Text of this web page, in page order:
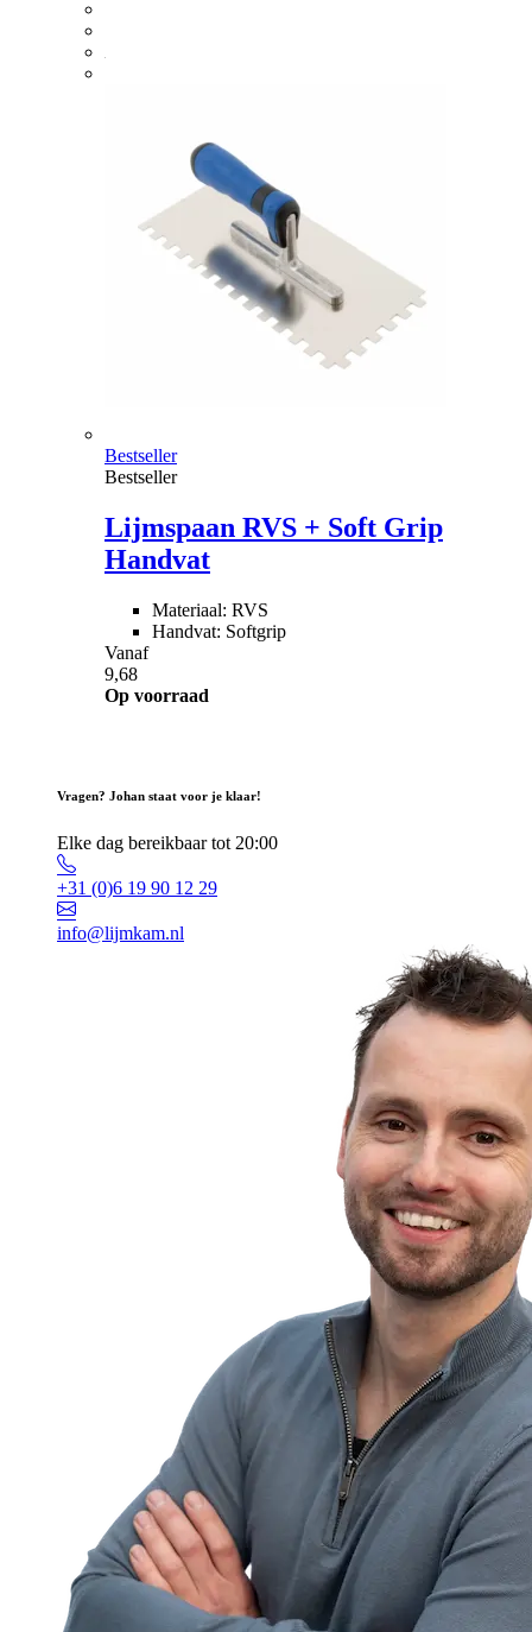
Bestseller
Bestseller
Lijmspaan RVS + Soft Grip
Handvat
Materiaal: RVS
Handvat: Softgrip
Vanaf
9,68
Op voorraad
Vragen? Johan staat voor je klaar!
Elke dag bereikbaar tot 20:00
+31 (0)6 19 90 12 29
info@lijmkam.nl